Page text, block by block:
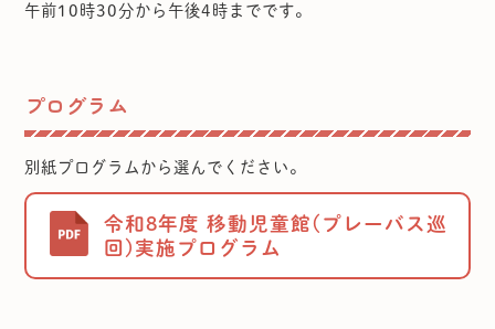
午前10時30分から午後4時までです。
プログラム
別紙プログラムから選んでください。
令和8年度 移動児童館(プレーバス巡
回)実施プログラム